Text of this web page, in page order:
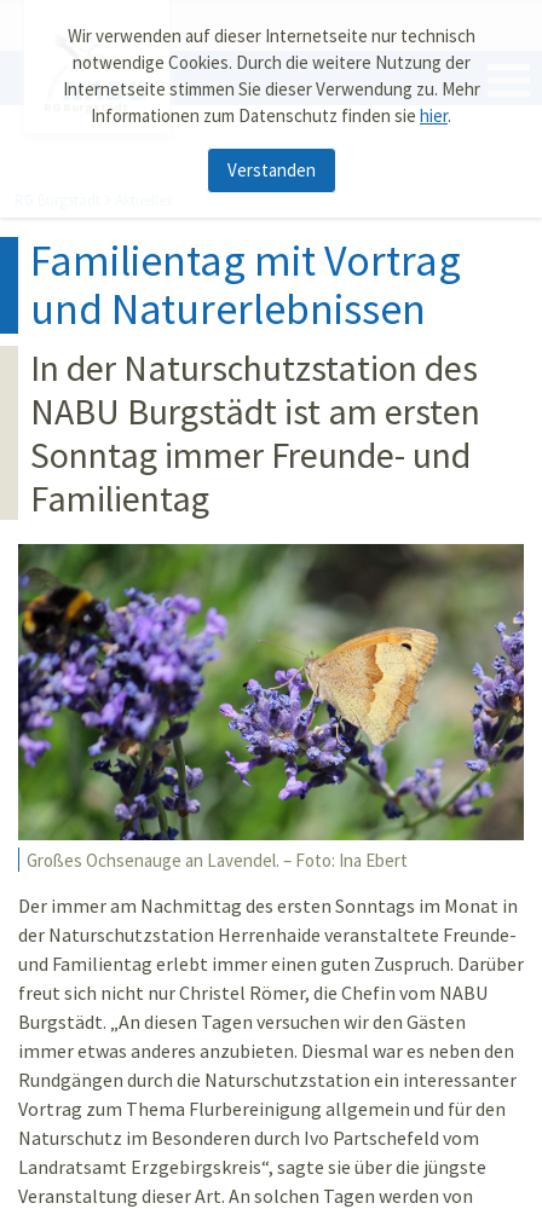
Wir verwenden auf dieser Internetseite nur technisch
notwendige Cookies. Durch die weitere Nutzung der
Internetseite stimmen Sie dieser Verwendung zu. Mehr
Informationen zum Datenschutz finden sie hier.
Verstanden
RG Burgstädt
Familientag mit Vortrag
und Naturerlebnissen
In der Naturschutzstation des
NABU Burgstädt ist am ersten
Sonntag immer Freunde- und
Familientag
Großes Ochsenauge an Lavendel. – Foto: Ina Ebert
Der immer am Nachmittag des ersten Sonntags im Monat in
der Naturschutzstation Herrenhaide veranstaltete Freunde-
und Familientag erlebt immer einen guten Zuspruch. Darüber
freut sich nicht nur Christel Römer, die Chefin vom NABU
Burgstädt. „An diesen Tagen versuchen wir den Gästen
immer etwas anderes anzubieten. Diesmal war es neben den
Rundgängen durch die Naturschutzstation ein interessanter
Vortrag zum Thema Flurbereinigung allgemein und für den
Naturschutz im Besonderen durch Ivo Partschefeld vom
Landratsamt Erzgebirgskreis“, sagte sie über die jüngste
Veranstaltung dieser Art. An solchen Tagen werden von